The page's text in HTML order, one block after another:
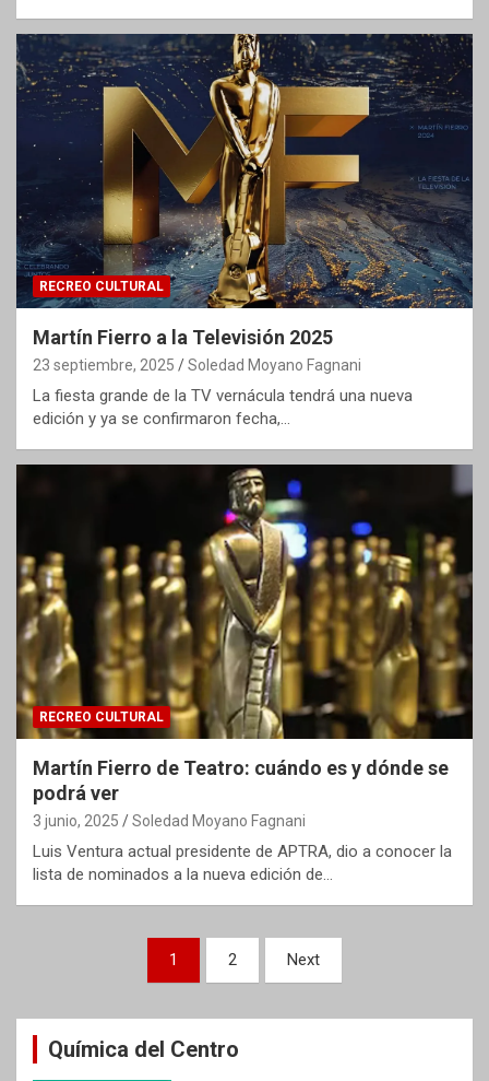
RECREO CULTURAL
Martín Fierro a la Televisión 2025
23 septiembre, 2025 Soledad Moyano Fagnani
La fiesta grande de la TV vernácula tendrá una nueva
edición y ya se confirmaron fecha,…
RECREO CULTURAL
Martín Fierro de Teatro: cuándo es y dónde se
podrá ver
3 junio, 2025 Soledad Moyano Fagnani
Luis Ventura actual presidente de APTRA, dio a conocer la
lista de nominados a la nueva edición de…
entradas
1 2 Next
Química del Centro